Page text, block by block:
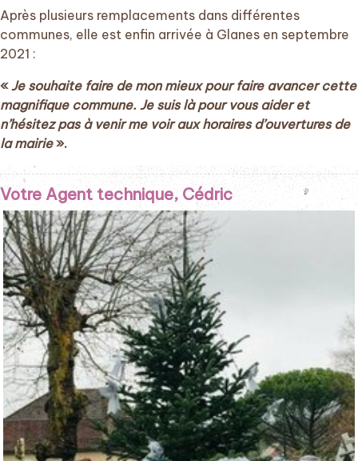
Après plusieurs remplacements dans différentes
communes, elle est enfin arrivée à Glanes en septembre
2021 :
« Je souhaite faire de mon mieux pour faire avancer cette
magnifique commune. Je suis là pour vous aider et
n’hésitez pas à venir me voir aux horaires d’ouvertures de
la mairie».
Votre Agent technique, Cédric